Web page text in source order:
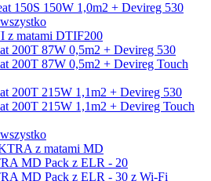
150S 150W 1,0m2 + Devireg 530
z matami DTIF200
200T 87W 0,5m2 + Devireg 530
200T 87W 0,5m2 + Devireg Touch
200T 215W 1,1m2 + Devireg 530
200T 215W 1,1m2 + Devireg Touch
z matami MD
MD Pack z ELR - 20
MD Pack z ELR - 30 z Wi-Fi